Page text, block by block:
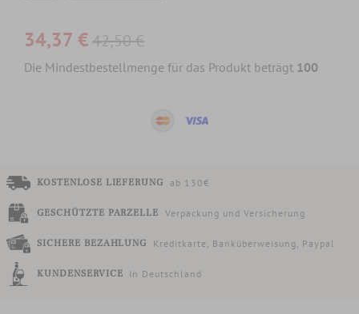
34,37 €42,50 €
Die Mindestbestellmenge für das Produkt beträgt 100
KOSTENLOSE LIEFERUNG ab 130€
GESCHÜTZTE PARZELLE Verpackung und Versicherung
SICHERE BEZAHLUNG Kreditkarte, Banküberweisung, Paypal
KUNDENSERVICE In Deutschland